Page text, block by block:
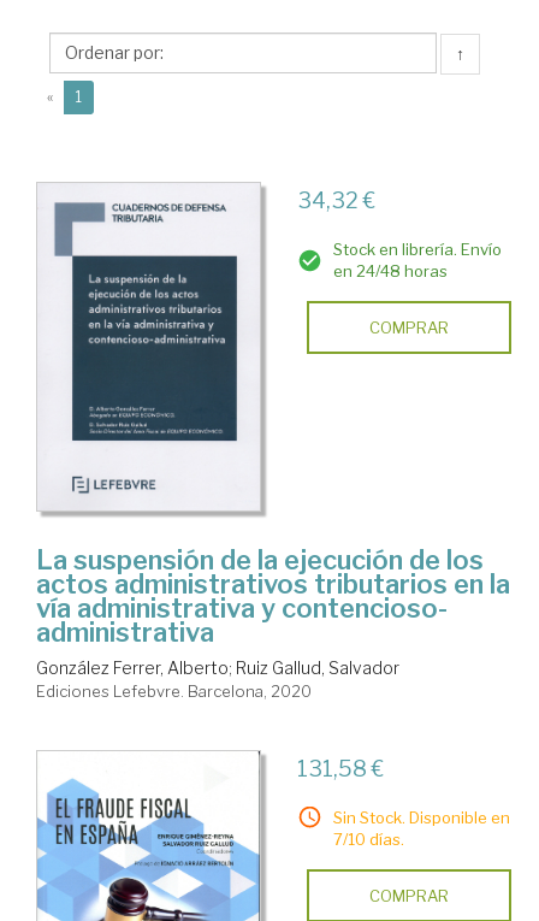
Salvador
↑
« 1
34,32 €
Stock en librería. Envío
en 24/48 horas
COMPRAR
La suspensión de la ejecución de los
actos administrativos tributarios en la
vía administrativa y contencioso-
administrativa
González Ferrer, Alberto; Ruiz Gallud, Salvador
Ediciones Lefebvre. Barcelona, 2020
131,58 €
Sin Stock. Disponible en
7/10 días.
COMPRAR